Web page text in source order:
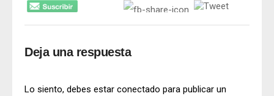
Deja una respuesta
Lo siento, debes estar conectado para publicar un